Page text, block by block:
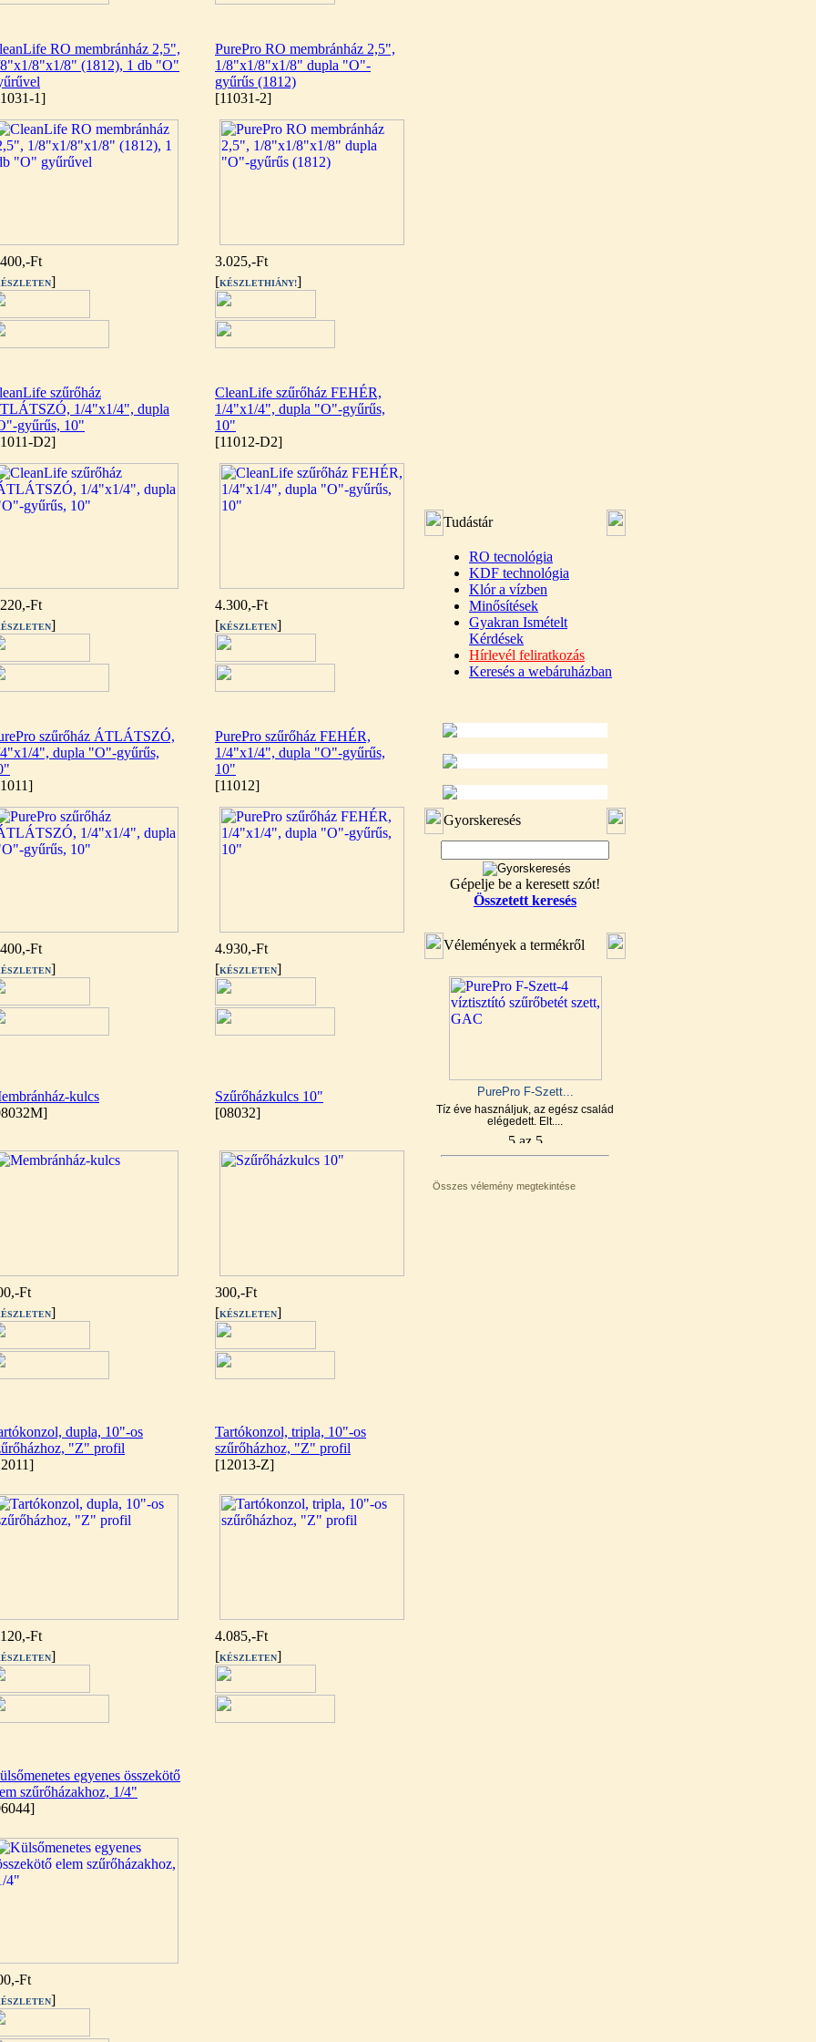
RO membránház 2,5",
8"x1/8" (1812), 1 db "O"
1]
Ft
]
PurePro RO membránház 2,5",
1/8"x1/8"x1/8" dupla "O"-
gyűrűs (1812)
[11031-2]
3.025,-Ft
[KÉSZLETHIÁNY!]
szűrőház
1/4"x1/4", dupla
gyűrűs, 10"
D2]
Ft
]
CleanLife szűrőház FEHÉR,
1/4"x1/4", dupla "O"-gyűrűs,
10"
[11012-D2]
4.300,-Ft
[KÉSZLETEN]
szűrőház ÁTLÁTSZÓ,
4", dupla "O"-gyűrűs,
Ft
]
PurePro szűrőház FEHÉR,
1/4"x1/4", dupla "O"-gyűrűs,
10"
[11012]
4.930,-Ft
[KÉSZLETEN]
kulcs
Ft
]
Szűrőházkulcs 10"
[08032]
300,-Ft
[KÉSZLETEN]
dupla, 10"-os
"Z" profil
Ft
]
Tartókonzol, tripla, 10"-os
szűrőházhoz, "Z" profil
[12013-Z]
4.085,-Ft
[KÉSZLETEN]
egyenes összekötő
szűrőházakhoz, 1/4"
Ft
]
Tudástár
RO tecnológia
KDF technológia
Klór a vízben
Minősítések
Gyakran Ismételt
Kérdések
Hírlevél feliratkozás
Keresés a webáruházban
Gyorskeresés
Gépelje be a keresett szót!
Összetett keresés
Vélemények a termékről
PurePro F-Szett...
Tíz éve használjuk, az egész család
elégedett. Elt....
Összes vélemény megtekintése